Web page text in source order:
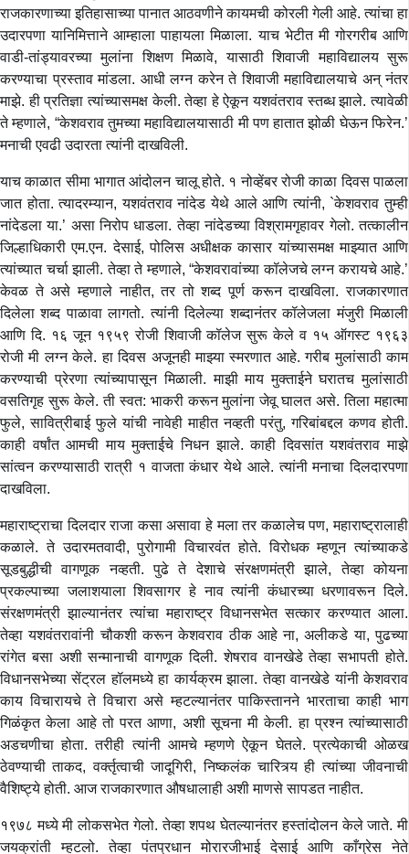
राजकारणाच्या इतिहासाच्या पानात आठवणीने कायमची कोरली गेली आहे. त्यांचा हा
उदारपणा यानिमित्ताने आम्हाला पाहायला मिळाला. याच भेटीत मी गोरगरीब आणि
वाडी-तांड्यावरच्या मुलांना शिक्षण मिळावे, यासाठी शिवाजी महाविद्यालय सुरू
करण्याचा प्रस्ताव मांडला. आधी लग्न करेन ते शिवाजी महाविद्यालयाचे अन् नंतर
माझे. ही प्रतिज्ञा त्यांच्यासमक्ष केली. तेव्हा हे ऐकून यशवंतराव स्तब्ध झाले. त्यावेळी
ते म्हणाले, “केशवराव तुमच्या महाविद्यालयासाठी मी पण हातात झोळी घेऊन फिरेन.’
मनाची एवढी उदारता त्यांनी दाखविली.
याच काळात सीमा भागात आंदोलन चालू होते. १ नोव्हेंबर रोजी काळा दिवस पाळला
जात होता. त्यादरम्यान, यशवंतराव नांदेड येथे आले आणि त्यांनी, `केशवराव तुम्ही
नांदेडला या.’ असा निरोप धाडला. तेव्हा नांदेडच्या विश्रामगृहावर गेलो. तत्कालीन
जिल्हाधिकारी एम.एन. देसाई, पोलिस अधीक्षक कासार यांच्यासमक्ष माझ्यात आणि
त्यांच्यात चर्चा झाली. तेव्हा ते म्हणाले, “केशवरावांच्या कॉलेजचे लग्न करायचे आहे.’
केवळ ते असे म्हणाले नाहीत, तर तो शब्द पूर्ण करून दाखविला. राजकारणात
दिलेला शब्द पाळावा लागतो. त्यांनी दिलेल्या शब्दानंतर कॉलेजला मंजुरी मिळाली
आणि दि. १६ जून १९५९ रोजी शिवाजी कॉलेज सुरू केले व १५ ऑगस्ट १९६३
रोजी मी लग्न केले. हा दिवस अजूनही माझ्या स्मरणात आहे. गरीब मुलांसाठी काम
करण्याची प्रेरणा त्यांच्यापासून मिळाली. माझी माय मुक्ताईने घरातच मुलांसाठी
वसतिगृह सुरू केले. ती स्वत: भाकरी करून मुलांना जेवू घालत असे. तिला महात्मा
फुले, सावित्रीबाई फुले यांची नावेही माहीत नव्हती परंतु, गरिबांबद्दल कणव होती.
काही वर्षांत आमची माय मुक्ताईचे निधन झाले. काही दिवसांत यशवंतराव माझे
सांत्वन करण्यासाठी रात्री १ वाजता कंधार येथे आले. त्यांनी मनाचा दिलदारपणा
दाखविला.
महाराष्ट्राचा दिलदार राजा कसा असावा हे मला तर कळालेच पण, महाराष्ट्रालाही
कळाले. ते उदारमतवादी, पुरोगामी विचारवंत होते. विरोधक म्हणून त्यांच्याकडे
सूडबुद्धीची वागणूक नव्हती. पुढे ते देशाचे संरक्षणमंत्री झाले, तेव्हा कोयना
प्रकल्पाच्या जलाशयाला शिवसागर हे नाव त्यांनी कंधारच्या धरणावरून दिले.
संरक्षणमंत्री झाल्यानंतर त्यांचा महाराष्ट्र विधानसभेत सत्कार करण्यात आला.
तेव्हा यशवंतरावांनी चौकशी करून केशवराव ठीक आहे ना, अलीकडे या, पुढच्या
रांगेत बसा अशी सन्मानाची वागणूक दिली. शेषराव वानखेडे तेव्हा सभापती होते.
विधानसभेच्या सेंट्रल हॉलमध्ये हा कार्यक्रम झाला. तेव्हा वानखेडे यांनी केशवराव
काय विचारायचे ते विचारा असे म्हटल्यानंतर पाकिस्तानने भारताचा काही भाग
गिळंकृत केला आहे तो परत आणा, अशी सूचना मी केली. हा प्रश्न त्यांच्यासाठी
अडचणीचा होता. तरीही त्यांनी आमचे म्हणणे ऐकून घेतले. प्रत्येकाची ओळख
ठेवण्याची ताकद, वर्क्तृत्वाची जादूगिरी, निष्कलंक चारित्र्य ही त्यांच्या जीवनाची
वैशिष्ट्ये होती. आज राजकारणात औषधालाही अशी माणसे सापडत नाहीत.
१९७८ मध्ये मी लोकसभेत गेलो. तेव्हा शपथ घेतल्यानंतर हस्तांदोलन केले जाते. मी
जयक्रांती म्हटलो. तेव्हा पंतप्रधान मोरारजीभाई देसाई आणि काँग्रेस नेते